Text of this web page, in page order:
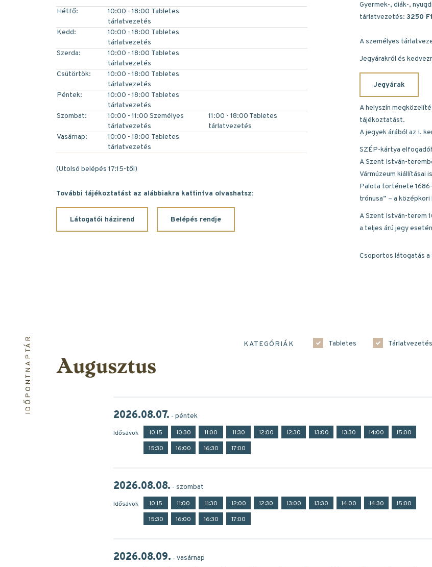
Hétfő:
10:00 - 18:00 Tabletes
tárlatvezetés
Kedd:
10:00 - 18:00 Tabletes
tárlatvezetés
Szerda:
10:00 - 18:00 Tabletes
tárlatvezetés
Csütörtök:
10:00 - 18:00 Tabletes
tárlatvezetés
Péntek:
10:00 - 18:00 Tabletes
tárlatvezetés
Szombat:
10:00 - 11:00 Személyes
tárlatvezetés
11:00 - 18:00 Tabletes
tárlatvezetés
Vasárnap:
10:00 - 18:00 Tabletes
tárlatvezetés
(Utolsó belépés 17:15-től)
További tájékoztatást az alábbiakra kattintva olvashatsz:
Látogatói házirend Belépés rendje
Gyermek-, diák-,
tárlatvezetés: 3250 Ft
A személyes
Jegyárakról és
Jegyárak
A helyszín
tájékoztatást.
A jegyek árából az I.
SZÉP-kártya
A Szent István-
Vármúzeum kiállításai
Palota története
trónusa” – a
A Szent István-terem
a teljes árú jegy
Csoportos látogatás
IDŐPONTNAPTÁR KATEGÓRIÁK Tabletes Tárlatvezetés
Augusztus
2026.08.07. péntek
Idősávok 10:15 10:30 11:00 11:30 12:00 12:30 13:00 13:30 14:00
15:00
15:30
16:00 16:30 17:00
2026.08.08. szombat
Idősávok 10:15 11:00 11:30 12:00 12:30 13:00 13:30 14:00 14:30
15:00
15:30
16:00 16:30 17:00
2026.08.09. vasárnap